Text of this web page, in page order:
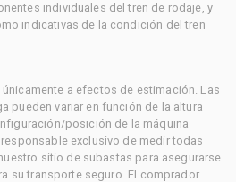
individuales del tren de rodaje, y
indicativas de la condición del tren
a efectos de estimación. Las
pueden variar en función de la altura
posición de la máquina
exclusivo de medir todas
sitio de subastas para asegurarse
su transporte seguro. El comprador